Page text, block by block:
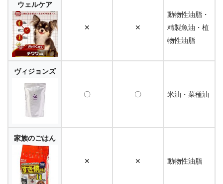
ウェルケア
✕ ✕
動物性油脂・
精製魚油・植
物性油脂
ヴィジョンズ
〇 〇 米油・菜種油
家族のごはん
✕ ✕ 動物性油脂